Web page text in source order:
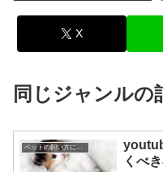
X
同じジャンルの
くべ